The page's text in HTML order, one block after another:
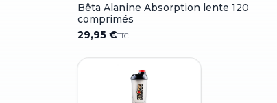
Bêta Alanine Absorption lente 120
comprimés
29,95 €TTC